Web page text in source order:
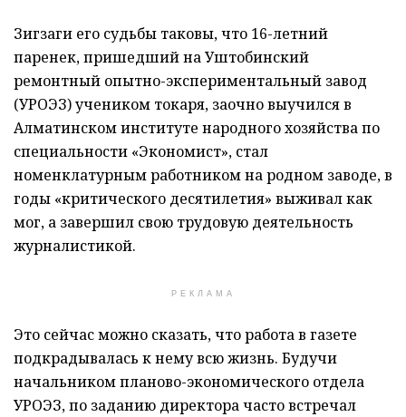
Зигзаги его судьбы таковы, что 16-летний
паренек, пришедший на Уштобинский
ремонтный опытно-экспериментальный завод
(УРОЭЗ) учеником токаря, заочно выучился в
Алматинском институте народного хозяйства по
специальности «Экономист», стал
номенклатурным работником на родном заводе, в
годы «критического десятилетия» выживал как
мог, а завершил свою трудовую деятельность
журналистикой.
РЕКЛАМА
Это сейчас можно сказать, что работа в газете
подкрадывалась к нему всю жизнь. Будучи
начальником планово-экономического отдела
УРОЭЗ, по заданию директора часто встречал